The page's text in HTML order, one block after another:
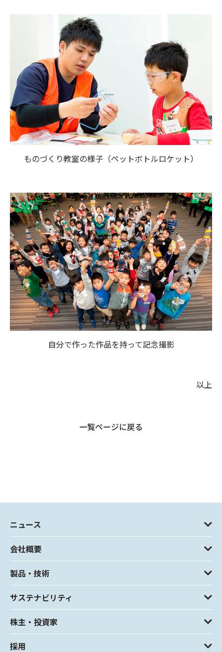
ものづくり教室の様子（ペットボトルロケット）
自分で作った作品を持って記念撮影
以上
一覧ページに戻る
ニュース
会社概要
製品・技術
サステナビリティ
株主・投資家
採用